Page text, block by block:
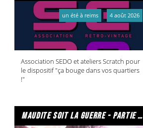
Association SEDO et ateliers Scratch pour
le dispositif "ça bouge dans vos quartiers
!"
un été à reims 4 août 2026
maudite soit la guerre - partie 2/2